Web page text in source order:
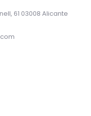
61 03008 Alicante